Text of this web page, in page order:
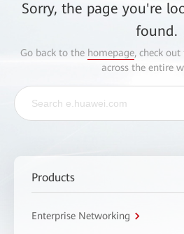
Sorry, the page you're
found.
Go back to the homepage, check out
across the entire
Products
Enterprise Networking